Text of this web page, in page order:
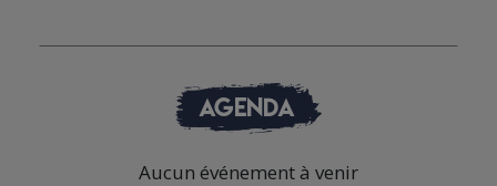
AGENDA
Aucun événement à venir